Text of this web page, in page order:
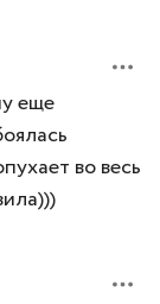
еще
во весь